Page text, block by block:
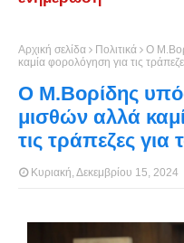
Αρχική σελίδα Πολιτικά
Ο
καμία φορολόγηση για τις
Ο Μ.Βορίδης
μισθών αλλά
τις τράπεζες για
Κυριακή, Δεκεμβρίου 15, 2024